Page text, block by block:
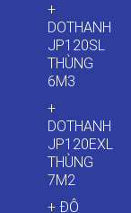
+
DOTHANH
JP120SL
THÙNG
6M3
+
DOTHANH
JP120EXL
THÙNG
7M2
+ ĐÔ